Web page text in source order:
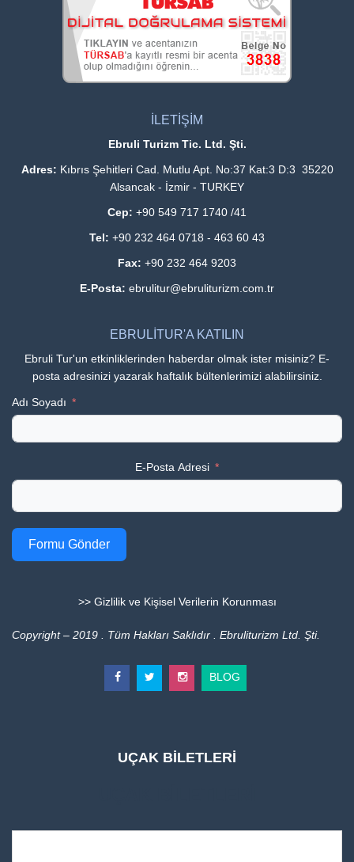
İLETİŞİM
Ebruli Turizm Tic. Ltd. Şti.
Adres: Kıbrıs Şehitleri Cad. Mutlu Apt. No:37 Kat:3 D:3 35220
Alsancak - İzmir - TURKEY
Cep: +90 549 717 1740 /41
Tel: +90 232 464 0718 - 463 60 43
Fax: +90 232 464 9203
E-Posta: ebrulitur@ebruliturizm.com.tr
EBRULİTUR'A KATILIN
Ebruli Tur'un etkinliklerinden haberdar olmak ister misiniz? E-
posta adresinizi yazarak haftalık bültenlerimizi alabilirsiniz.
Adı Soyadı
E-Posta Adresi
Formu Gönder
>> Gizlilik ve Kişisel Verilerin Korunması
Copyright – 2019 . Tüm Hakları Saklıdır . Ebruliturizm Ltd. Şti.
BLOG
UÇAK BİLETLERİ